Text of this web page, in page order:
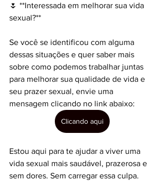
🌷 **Interessada em melhorar sua vida
sexual?**
Se você se identificou com alguma
dessas situações e quer saber mais
sobre como podemos trabalhar juntas
para melhorar sua qualidade de vida e
seu prazer sexual, envie uma
mensagem clicando no link abaixo:
Clicando aqui
Estou aqui para te ajudar a viver uma
vida sexual mais saudável, prazerosa e
sem dores. Sem carregar essa culpa.